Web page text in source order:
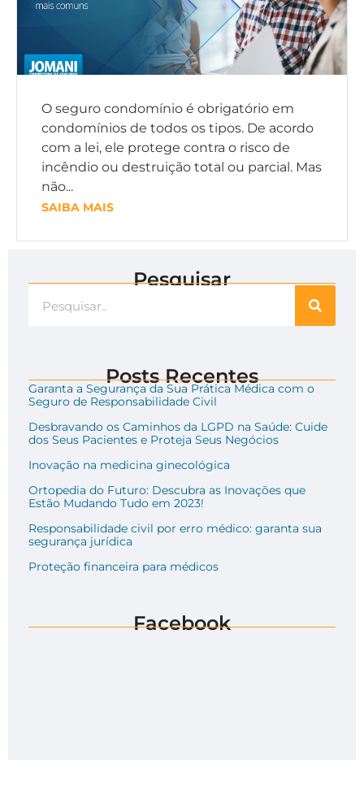
O seguro condomínio é obrigatório em
condomínios de todos os tipos. De acordo
com a lei, ele protege contra o risco de
incêndio ou destruição total ou parcial. Mas
não...
SAIBA MAIS
Pesquisar
Posts Recentes
Garanta a Segurança da Sua Prática Médica com o
Seguro de Responsabilidade Civil
Desbravando os Caminhos da LGPD na Saúde: Cuide
dos Seus Pacientes e Proteja Seus Negócios
Inovação na medicina ginecológica
Ortopedia do Futuro: Descubra as Inovações que
Estão Mudando Tudo em 2023!
Responsabilidade civil por erro médico: garanta sua
segurança jurídica
Proteção financeira para médicos
Facebook